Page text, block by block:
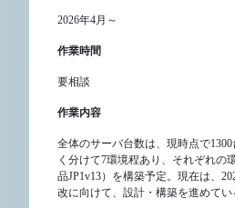
2026年4月～
作業時間
要相談
作業内容
全体のサーバ台数は、現時点で
く分けて7環境程あり、それぞれの
品JP1v13）を構築予定。現在は、
改に向けて、設計・構築を進めてい